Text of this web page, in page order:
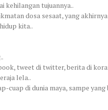
kehilangan tujuannya..
dosa sesaat, yang
kita..
tweet di twitter, berita di
lela..
cuap di dunia maya, sampe